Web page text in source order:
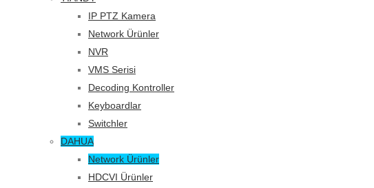
IP PTZ Kamera
Network Ürünler
NVR
VMS Serisi
Decoding Kontroller
Keyboardlar
Switchler
DAHUA
Network Ürünler
HDCVI Ürünler